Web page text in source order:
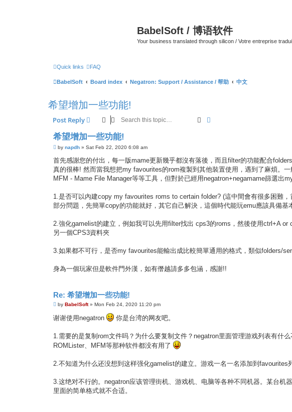
BabelSoft / 博语软件
Your business translated through silicon / Votre entreprise
Quick links FAQ
BabelSoft Board index Negatron: Support / Assistance / 帮助 中文
希望增加一些功能!
Post Reply Search
希望增加一些功能!
P
s
t
by napdh » Sat Feb 22, 2020 6:08 am
首先感謝您的付出，每一版mame更新幾乎都沒有落後，而且filter的功能配合
真的很棒! 然而當我想把my favourites的rom複製到其他裝置使用，遇到了麻煩。
MFM - Mame File Manager等等工具，但對於已經用negatron+negamame篩選出
1.是否可以內建copy my favourites roms to certain folder? (這中間會有很多困難
部分問題，先簡單copy的功能就好，其它自己解決，這個時代能玩emu應該具備基
2.強化gamelist的建立，例如我可以先用filter找出 cps3的roms，然後使用ctrl+A
另一個CPS3資料夾
3.如果都不可行，是否my favourites能輸出成比較簡單通用的格式，類似folders/
身為一個玩家但是軟件門外漢，如有僭越請多多包涵，感謝!!
Re: 希望增加一些功能!
P
s
t
by BabelSoft» Mon Feb 24, 2020 11:20 pm
谢谢使用negatron 你是台湾的网友吧。
1.需要的是复制rom文件吗？为什么要复制文件？negatron里面管理游戏列表有什
ROMLister、MFM等那种软件都没有用了
2.不知道为什么还没想到这样强化gamelist的建立。游戏一名一名添加到favourites
3.这绝对不行的。negatron应该管理街机、游戏机、电脑等各种不同机器。某台
里面的简单格式就不合适。